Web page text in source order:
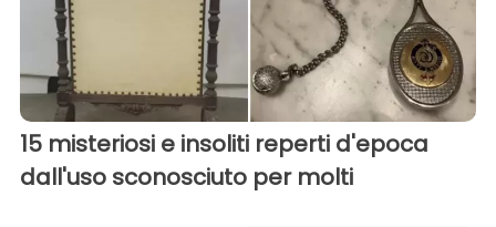
15 misteriosi e insoliti reperti d'epoca
dall'uso sconosciuto per molti